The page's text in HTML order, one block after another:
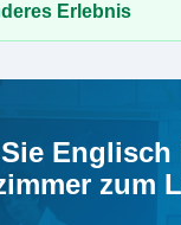
Erlebnis
Englisch
zum